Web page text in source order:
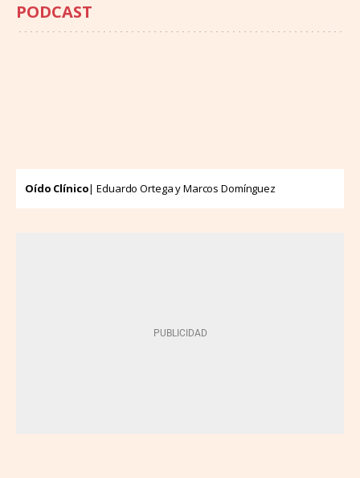
PODCAST
Oído Clínico| Eduardo Ortega y Marcos Domínguez